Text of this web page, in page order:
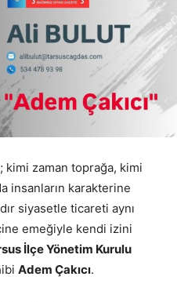
kimi zaman toprağa, kimi
insanların karakterine
siyasetle ticareti aynı
emeğiyle kendi izini
İlçe Yönetim Kurulu
Adem Çakıcı.